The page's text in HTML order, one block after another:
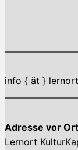
info { ät }
Adresse vor Ort
Lernort